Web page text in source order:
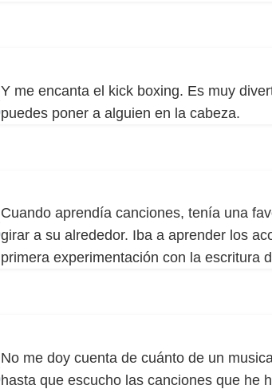
Y me encanta el kick boxing. Es muy
puedes poner a alguien en la cabeza.
Cuando aprendía canciones, tenía una
girar a su alrededor. Iba a aprender los
primera experimentación con la escritura
No me doy cuenta de cuánto de un
hasta que escucho las canciones que he